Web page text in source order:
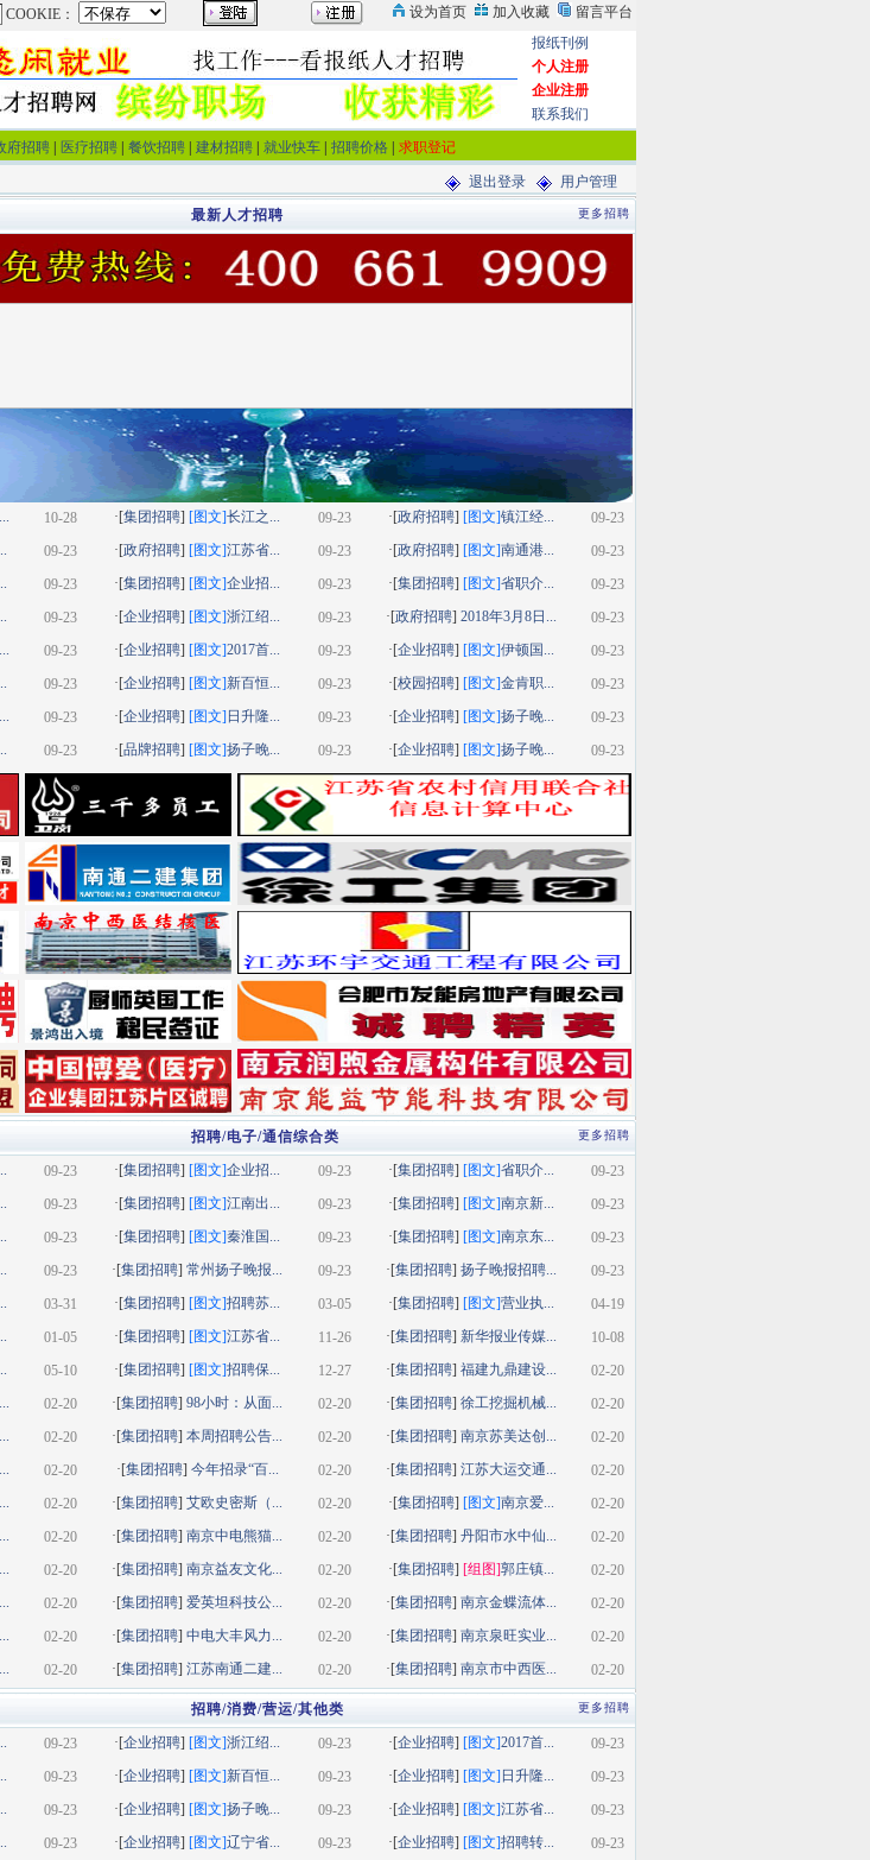
报纸刊例
个人注册
企业注册
联系我们
府招聘 医疗招聘 餐饮招聘 建材招聘 就业快车 招聘价格 求职登记
退出登录 用户管理
更多招聘
最新人才招聘
10-28 09-23
·[集团招聘] [图文]长江之... 09-23
·[政府招聘] [图文]镇江经...
09-23 09-23
·[政府招聘] [图文]江苏省... 09-23
·[政府招聘] [图文]南通港...
09-23 09-23
·[集团招聘] [图文]企业招... 09-23
·[集团招聘] [图文]省职介...
09-23 09-23
·[企业招聘] [图文]浙江绍... 09-23
·[政府招聘] 2018年3月8日...
09-23 09-23
·[企业招聘] [图文]2017首... 09-23
·[企业招聘] [图文]伊顿国...
09-23 09-23
·[企业招聘] [图文]新百恒... 09-23
·[校园招聘] [图文]金肯职...
09-23 09-23
·[企业招聘] [图文] 日升隆... 09-23
·[企业招聘] [图文]扬子晚...
09-23 09-23
·[品牌招聘] [图文]扬子晚... 09-23
·[企业招聘] [图文]扬子晚...
更多招聘
招聘/电子/通信综合类
09-23 09-23
·[集团招聘] [图文]企业招... 09-23
·[集团招聘] [图文]省职介...
09-23 09-23
·[集团招聘] [图文]江南出... 09-23
·[集团招聘] [图文]南京新...
09-23 09-23
·[集团招聘] [图文]秦淮国... 09-23
·[集团招聘] [图文]南京东...
09-23 09-23
·[集团招聘]常州扬子晚报... 09-23
·[集团招聘] 扬子晚报招聘...
03-31 03-05
·[集团招聘] [图文]招聘苏... 04-19
·[集团招聘] [图文]营业执...
01-05 11-26
·[集团招聘] [图文]江苏省... 10-08
·[集团招聘] 新华报业传媒...
05-10 12-27
·[集团招聘] [图文]招聘保... 02-20
·[集团招聘] 福建九鼎建设...
02-20 02-20
·[集团招聘]98小时：从面... 02-20
·[集团招聘] 徐工挖掘机械...
02-20 02-20
·[集团招聘]本周招聘公告... 02-20
·[集团招聘] 南京苏美达创...
02-20 02-20
·[集团招聘] 今年招录“百... 02-20
·[集团招聘] 江苏大运交通...
02-20 02-20
·[集团招聘]艾欧史密斯（... 02-20
·[集团招聘] [图文]南京爱...
02-20 02-20
·[集团招聘]南京中电熊猫... 02-20
·[集团招聘] 丹阳市水中仙...
02-20 02-20
·[集团招聘]南京益友文化... 02-20
·[集团招聘] [组图]郭庄镇...
02-20 02-20
·[集团招聘]爱英坦科技公... 02-20
·[集团招聘] 南京金蝶流体...
02-20 02-20
·[集团招聘]中电大丰风力... 02-20
·[集团招聘] 南京泉旺实业...
02-20 02-20
·[集团招聘]江苏南通二建... 02-20
·[集团招聘] 南京市中西医...
更多招聘
招聘/消费/营运/其他类
09-23 09-23
·[企业招聘] [图文]浙江绍... 09-23
·[企业招聘] [图文]2017首...
09-23 09-23
·[企业招聘] [图文]新百恒... 09-23
·[企业招聘] [图文] 日升隆...
09-23 09-23
·[企业招聘] [图文]扬子晚... 09-23
·[企业招聘] [图文]江苏省...
09-23 09-23
·[企业招聘] [图文]辽宁省... 09-23
·[企业招聘] [图文]招聘转...